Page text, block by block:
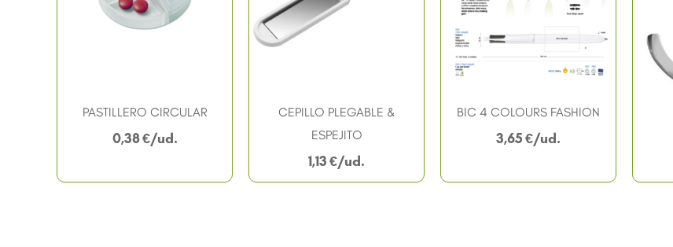
PASTILLERO CIRCULAR
0,38€
CEPILLO PLEGABLE &
ESPEJITO
1,13€
BIC 4 COLOURS FASHION
3,65€